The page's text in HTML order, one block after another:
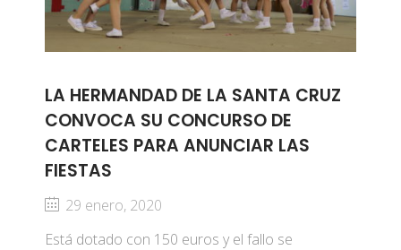
LA HERMANDAD DE LA SANTA CRUZ
CONVOCA SU CONCURSO DE
CARTELES PARA ANUNCIAR LAS
FIESTAS
29 enero, 2020
Está dotado con 150 euros y el fallo se